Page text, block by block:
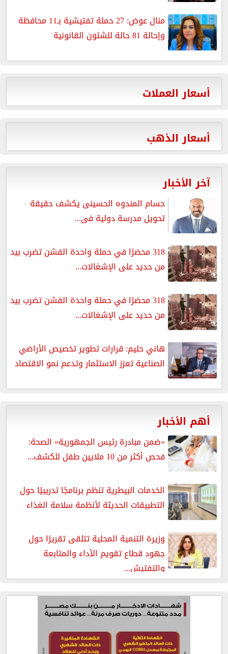
منال عوض: 27 حملة تفتيشية بـ11 محافظة
وإحالة 81 حالة للشئون القانونية
أسعار العملات
أسعار الذهب
آخر الأخبار
حسام المندوه الحسينى يكشف حقيقة
تحويل مدرسة دولية فى...
318 محضرًا في حملة واحدة الفشن تضرب بيد
من حديد على الإشغالات...
318 محضرًا في حملة واحدة الفشن تضرب بيد
من حديد على الإشغالات...
هاني حليم: قرارات تطوير تخصيص الأراضي
الصناعية تعزز الاستثمار وتدعم نمو الاقتصاد
أهم الأخبار
«ضمن مبادرة رئيس الجمهورية» الصحة:
فحص أكثر من 10 ملايين طفل للكشف...
الخدمات البيطرية تنظم برنامجًا تدريبيًا حول
التطبيقات الحديثة لأنظمة سلامة الغذاء
وزيرة التنمية المحلية تتلقى تقريرًا حول
جهود قطاع تقويم الأداء والمتابعة
والتفتيش...